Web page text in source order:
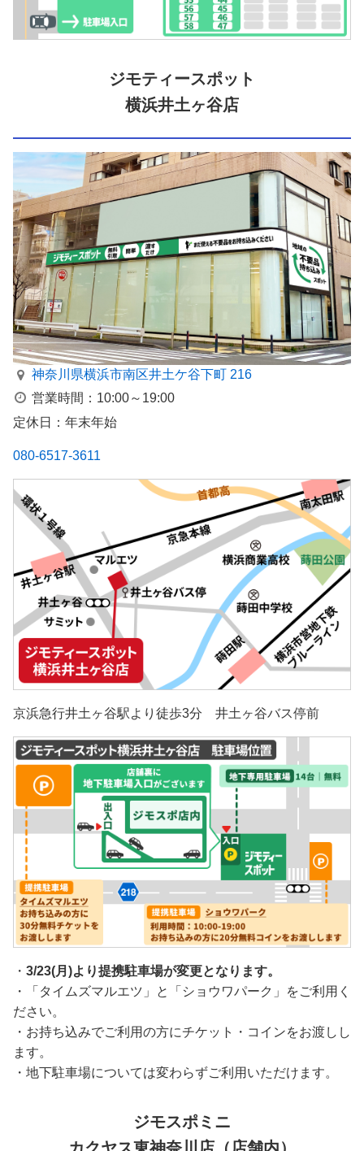
ジモティースポット
横浜井土ヶ谷店
神奈川県横浜市南区井⼟ケ⾕下町 216
営業時間：10:00～19:00
定休日：年末年始
080-6517-3611
京浜急行井土ヶ谷駅より徒歩3分 井土ヶ谷バス停前
・ 3/23(月)より提携駐車場が変更となります。
・「タイムズマルエツ」と「ショウワパーク」をご利用く
ださい。
・お持ち込みでご利用の方にチケット・コインをお渡しし
ます。
・地下駐車場については変わらずご利用いただけます。
ジモスポミニ